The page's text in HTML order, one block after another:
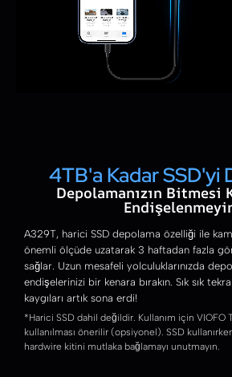
4TB'a Kadar SSD'yi
Depolamanızın Bitmesi
A329T, harici SSD depolama özelliği ile
önemli ölçüde uzatarak 3 haftadan fazla
sağlar. Uzun mesafeli yolculuklarınızda
endişelerinizi bir kenara bırakın. Sık sık
kaygıları artık sona erdi!
*Harici SSD dahil değildir. Kullanım için VIOFO
kullanılması önerilir (opsiyonel). SSD
hardwire kitini mutlaka bağlamayı unutmayın.